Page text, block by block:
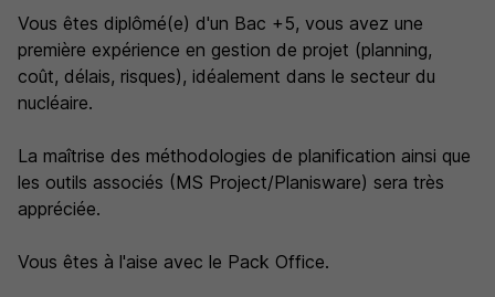
Vous êtes diplômé(e) d'un Bac +5, vous avez une
première expérience en gestion de projet (planning,
coût, délais, risques), idéalement dans le secteur du
nucléaire.
La maîtrise des méthodologies de planification ainsi que
les outils associés (MS Project/Planisware) sera très
appréciée.
Vous êtes à l'aise avec le Pack Office.